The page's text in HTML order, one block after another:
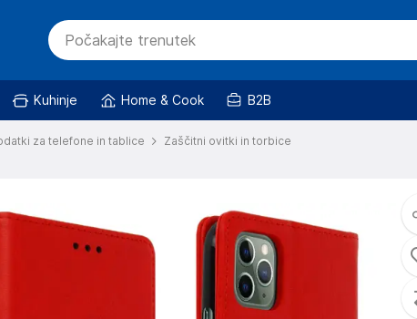
Kuhinje Home & Cook B2B
za telefone in tablice Zaščitni ovitki in torbice